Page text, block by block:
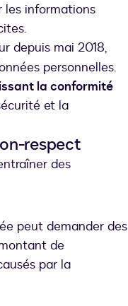
les informations
un nouvel onglet
depuis mai 2018,
personnelles.
la conformité
et la
respect
des
peut demander des
de
par la